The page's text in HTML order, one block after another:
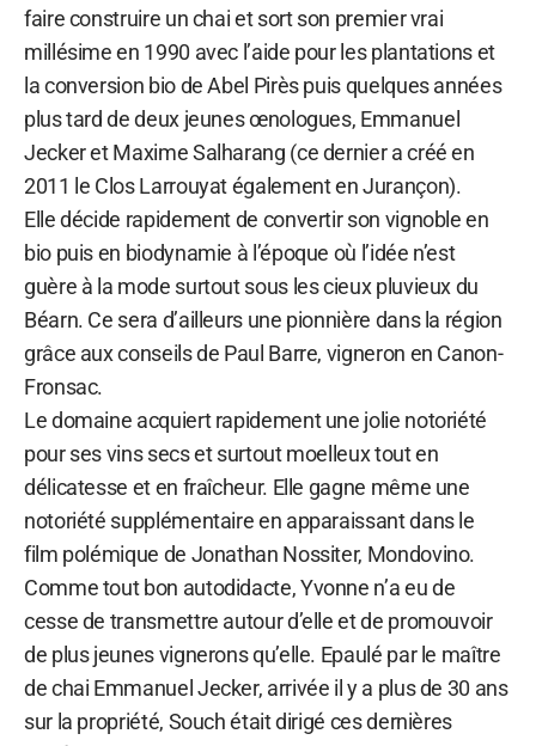
faire construire un chai et sort son premier vrai
millésime en 1990 avec l’aide pour les plantations et
la conversion bio de Abel Pirès puis quelques années
plus tard de deux jeunes œnologues, Emmanuel
Jecker et Maxime Salharang (ce dernier a créé en
2011 le Clos Larrouyat également en Jurançon).
Elle décide rapidement de convertir son vignoble en
bio puis en biodynamie à l’époque où l’idée n’est
guère à la mode surtout sous les cieux pluvieux du
Béarn. Ce sera d’ailleurs une pionnière dans la région
grâce aux conseils de Paul Barre, vigneron en Canon-
Fronsac.
Le domaine acquiert rapidement une jolie notoriété
pour ses vins secs et surtout moelleux tout en
délicatesse et en fraîcheur. Elle gagne même une
notoriété supplémentaire en apparaissant dans le
film polémique de Jonathan Nossiter, Mondovino.
Comme tout bon autodidacte, Yvonne n’a eu de
cesse de transmettre autour d’elle et de promouvoir
de plus jeunes vignerons qu’elle. Epaulé par le maître
de chai Emmanuel Jecker, arrivée il y a plus de 30 ans
sur la propriété, Souch était dirigé ces dernières